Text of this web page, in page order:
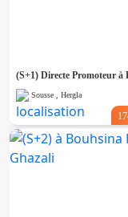
Sousse , Hergla